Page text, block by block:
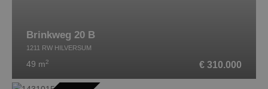
Brinkweg 20 B
1211 RW HILVERSUM
49 m2 € 310.000